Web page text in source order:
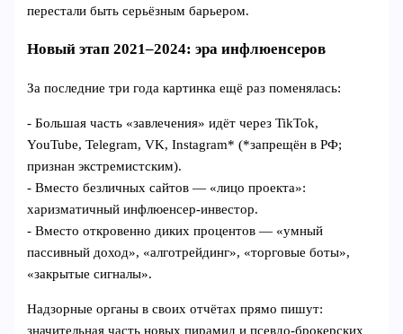
перестали быть серьёзным барьером.
Новый этап 2021–2024: эра инфлюенсеров
За последние три года картинка ещё раз поменялась:
- Большая часть «завлечения» идёт через TikTok,
YouTube, Telegram, VK, Instagram* (*запрещён в РФ;
признан экстремистским).
- Вместо безличных сайтов — «лицо проекта»:
харизматичный инфлюенсер‑инвестор.
- Вместо откровенно диких процентов — «умный
пассивный доход», «алготрейдинг», «торговые боты»,
«закрытые сигналы».
Надзорные органы в своих отчётах прямо пишут:
значительная часть новых пирамид и псевдо‑брокерских